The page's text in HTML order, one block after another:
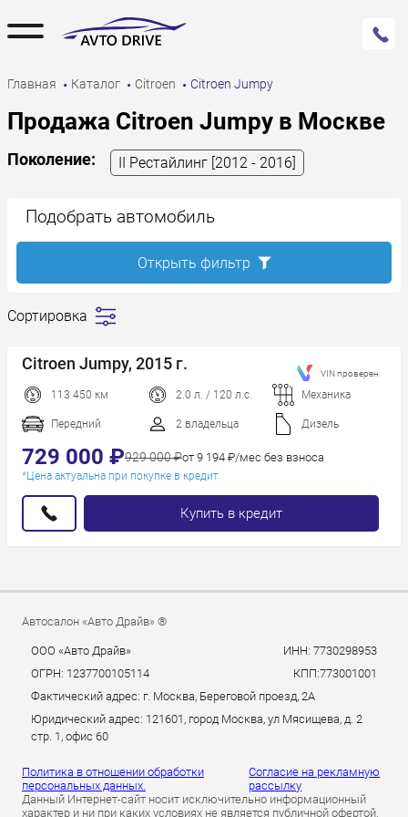
Главная Каталог Citroen Citroen Jumpy
Продажа Citroen Jumpy в Москве
Поколение: II Рестайлинг [2012 - 2016]
Сортировка
дешевле
дороже
Пробег
Год новее
Год старше
Citroen Jumpy, 2015 г.
113 450 км 2.0 л. / 120 л.с. Механика
Передний 2 владельца Дизель
729 000 ₽929 000 ₽от 9 194 ₽/мес без взноса
*Цена актуальна при покупке в кредит
Купить в кредит
VIN проверен
Подобрать автомобиль
Открыть фильтр
Автосалон «Авто Драйв» ®
ООО «Авто Драйв»
ИНН: 7730298953
ОГРН: 1237700105114
КПП:773001001
Фактический адрес: г. Москва, Береговой проезд, 2А
Юридический адрес: 121601, город Москва, ул Мясищева, д. 2
стр. 1, офис 60
Политика в отношении обработки
персональных данных.
Согласие на рекламную
рассылку
Данный Интернет-сайт носит исключительно информационный
характер и ни при каких условиях не является публичной офертой,